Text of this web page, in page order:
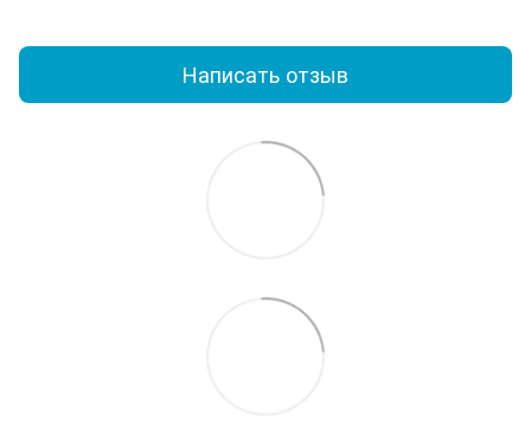
Написать отзыв